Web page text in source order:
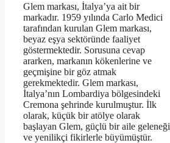
Glem markası, İtalya’ya ait bir
markadır. 1959 yılında Carlo Medici
tarafından kurulan Glem markası,
beyaz eşya sektöründe faaliyet
göstermektedir. Sorusuna cevap
ararken, markanın kökenlerine ve
geçmişine bir göz atmak
gerekmektedir. Glem markası,
İtalya’nın Lombardiya bölgesindeki
Cremona şehrinde kurulmuştur. İlk
olarak, küçük bir atölye olarak
başlayan Glem, güçlü bir aile geleneği
ve yenilikçi fikirlerle büyümüştür.